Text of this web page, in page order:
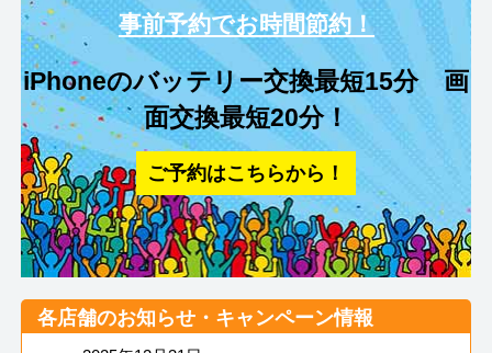
事前予約でお時間節約！
iPhoneのバッテリー交換最短15分 画
面交換最短20分！
ご予約はこちらから！
各店舗のお知らせ・キャンペーン情報